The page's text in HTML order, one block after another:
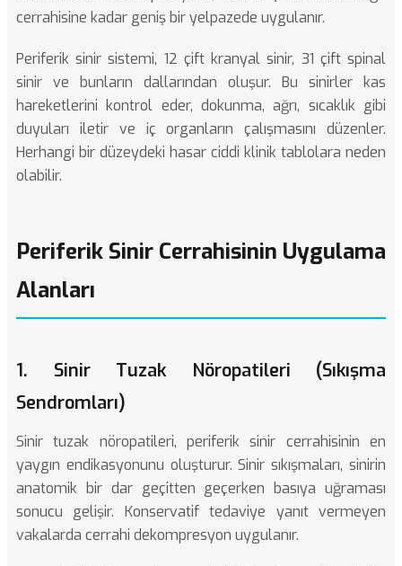
cerrahisine kadar geniş bir yelpazede uygulanır.
Periferik sinir sistemi, 12 çift kranyal sinir, 31 çift spinal
sinir ve bunların dallarından oluşur. Bu sinirler kas
hareketlerini kontrol eder, dokunma, ağrı, sıcaklık gibi
duyuları iletir ve iç organların çalışmasını düzenler.
Herhangi bir düzeydeki hasar ciddi klinik tablolara neden
olabilir.
Periferik Sinir Cerrahisinin Uygulama
Alanları
1. Sinir Tuzak Nöropatileri (Sıkışma
Sendromları)
Sinir tuzak nöropatileri, periferik sinir cerrahisinin en
yaygın endikasyonunu oluşturur.Sinir sıkışmaları, sinirin
anatomik bir dar geçitten geçerken basıya uğraması
sonucu gelişir. Konservatif tedaviye yanıt vermeyen
vakalarda cerrahi dekompresyon uygulanır.